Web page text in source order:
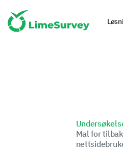
Mal for